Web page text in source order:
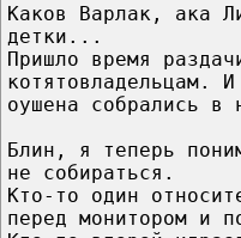
Каков Варлак, ака
детки...
Пришло время
котятовладельцам.
оушена собрались в
Блин, я теперь
не собираться.
Кто-то один
перед монитором и